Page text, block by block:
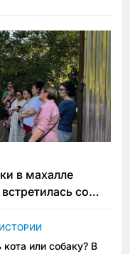
в махалле
со
ИСТОРИИ
или собаку? В